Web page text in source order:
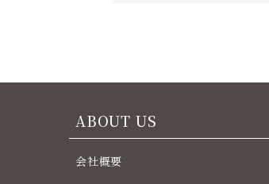
ABOUT US
会社概要